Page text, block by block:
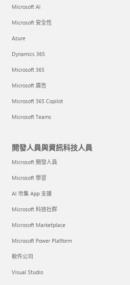
Microsoft AI
Microsoft 安全性
Azure
Dynamics 365
Microsoft 365
Microsoft 廣告
Microsoft 365 Copilot
Microsoft Teams
開發人員與資訊科技人員
Microsoft 開發人員
Microsoft 學習
AI 市集 App 支援
Microsoft 科技社群
Microsoft Marketplace
Microsoft Power Platform
軟件公司
Visual Studio